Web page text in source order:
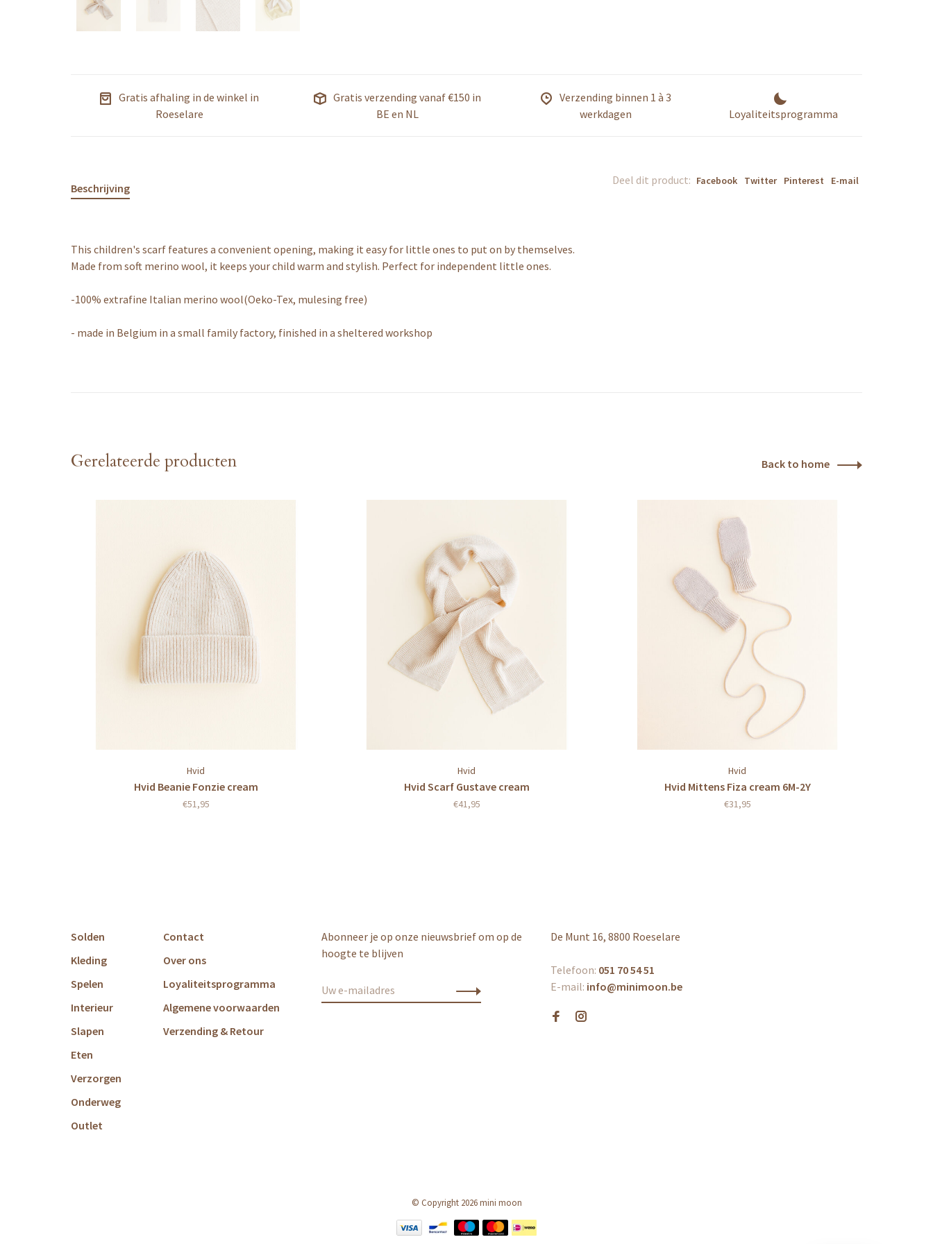
Gratis afhaling in de winkel in
Roeselare
Gratis verzending vanaf €150 in
BE en NL
Verzending binnen 1 à 3
werkdagen
Loyaliteitsprogramma
Deel dit product: Facebook Twitter Pinterest E-mail
Beschrijving
This children's scarf features a convenient opening, making it easy for little ones to put on by themselves.
Made from soft merino wool, it keeps your child warm and stylish. Perfect for independent little ones.
-100% extrafine Italian merino wool(Oeko-Tex, mulesing free)
- made in Belgium in a small family factory, finished in a sheltered workshop
Gerelateerde producten Back to home
Hvid
Hvid Beanie Fonzie cream
€51,95
Hvid
Hvid Scarf Gustave cream
€41,95
Hvid
Hvid Mittens Fiza cream 6M-2Y
€31,95
Solden
Kleding
Spelen
Interieur
Slapen
Eten
Verzorgen
Onderweg
Outlet
Contact
Over ons
Loyaliteitsprogramma
Algemene voorwaarden
Verzending & Retour
Abonneer je op onze nieuwsbrief om op de
hoogte te blijven
De Munt 16, 8800 Roeselare
Telefoon: 051 70 54 51
E-mail: info@minimoon.be
© Copyright 2026 mini moon